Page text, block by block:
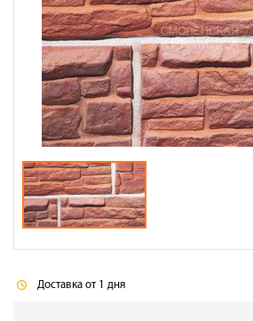
Галерея объектов
Контакты
Доставка от 1 дня